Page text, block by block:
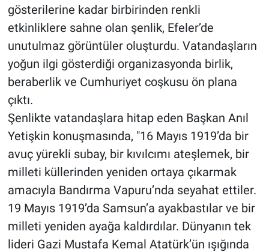
gösterilerine kadar birbirinden renkli
etkinliklere sahne olan şenlik, Efeler’de
unutulmaz görüntüler oluşturdu. Vatandaşların
yoğun ilgi gösterdiği organizasyonda birlik,
beraberlik ve Cumhuriyet coşkusu ön plana
çıktı.
Şenlikte vatandaşlara hitap eden Başkan Anıl
Yetişkin konuşmasında, "16 Mayıs 1919’da bir
avuç yürekli subay, bir kıvılcımı ateşlemek, bir
milleti küllerinden yeniden ortaya çıkarmak
amacıyla Bandırma Vapuru’nda seyahat ettiler.
19 Mayıs 1919’da Samsun’a ayakbastılar ve bir
milleti yeniden ayağa kaldırdılar. Dünyanın tek
lideri Gazi Mustafa Kemal Atatürk’ün ışığında